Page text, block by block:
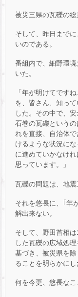
被災三県の瓦礫の総
そして、昨日まで
いのである。
番組内で、細野環
いた。
「年が明けてです
を、皆さん、知っ
した。その中で、
石巻の瓦礫という
れを直接、自治体
けるような状況に
に進めていかなけ
思っています。」
瓦礫の問題は、地震
それを悠長に、｢年
解出来ない。
そして、野田首相
した瓦礫の広域処
基づき、被災県を
ることを明らかにし
何を今更、悠長な